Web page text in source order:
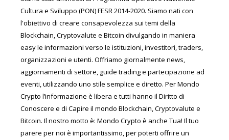
Cultura e Sviluppo (PON) FESR 2014-2020. Siamo nati con
l'obiettivo di creare consapevolezza sui temi della
Blockchain, Cryptovalute e Bitcoin divulgando in maniera
easy le informazioni verso le istituzioni, investitori, traders,
organizzazioni e utenti. Offriamo giornalmente news,
aggiornamenti di settore, guide trading e partecipazione ad
eventi, utilizzando uno stile semplice e diretto. Per Mondo
Crypto l’informazione è libera e tutti hanno il Diritto di
Conoscere e di Capire il mondo Blockchain, Cryptovalute e
Bitcoin. Il nostro motto è: Mondo Crypto è anche Tua! Il tuo
parere per noi è importantissimo, per poterti offrire un